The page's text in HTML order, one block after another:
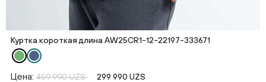
Куртка короткая длина AW25CR1-12-22197-333671
Цена: 459 990 UZS 299 990 UZS